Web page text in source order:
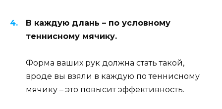
В каждую длань – по условному
теннисному мячику.
Форма ваших рук должна стать такой,
вроде вы взяли в каждую по теннисному
мячику – это повысит эффективность.